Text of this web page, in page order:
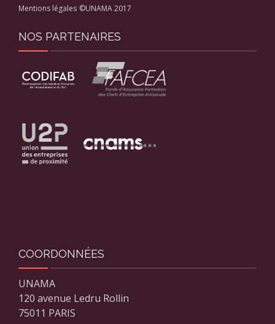
Mentions légales ©UNAMA 2017
NOS PARTENAIRES
COORDONNÉES
UNAMA
120 avenue Ledru Rollin
75011 PARIS